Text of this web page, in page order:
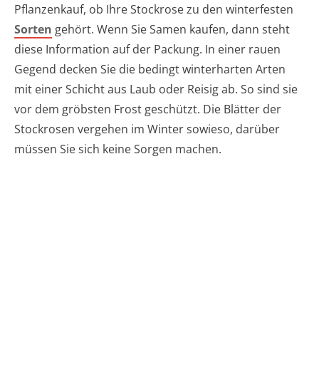
Pflanzenkauf, ob Ihre Stockrose zu den winterfesten
Sorten gehört. Wenn Sie Samen kaufen, dann steht
diese Information auf der Packung. In einer rauen
Gegend decken Sie die bedingt winterharten Arten
mit einer Schicht aus Laub oder Reisig ab. So sind sie
vor dem gröbsten Frost geschützt. Die Blätter der
Stockrosen vergehen im Winter sowieso, darüber
müssen Sie sich keine Sorgen machen.